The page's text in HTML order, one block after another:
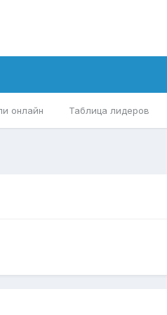
онлайн Таблица лидеров